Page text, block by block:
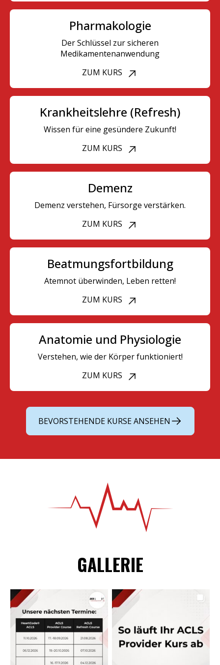
Pharmakologie
Der Schlüssel zur sicheren
Medikamentenanwendung
ZUM KURS
Krankheitslehre (Refresh)
Wissen für eine gesündere Zukunft!
ZUM KURS
Demenz
Demenz verstehen, Fürsorge verstärken.
ZUM KURS
Beatmungsfortbildung
Atemnot überwinden, Leben retten!
ZUM KURS
Anatomie und Physiologie
Verstehen, wie der Körper funktioniert!
ZUM KURS
BEVORSTEHENDE KURSE ANSEHEN
GALLERIE